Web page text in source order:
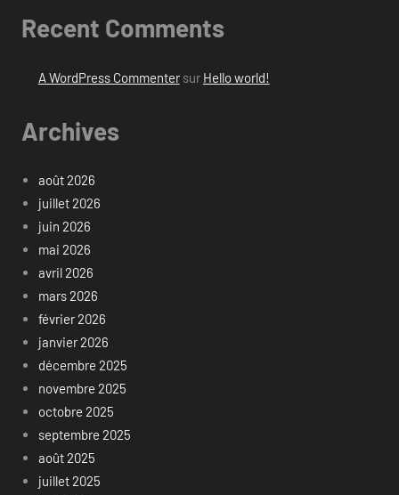
Recent Comments
A WordPress Commentersur Hello world!
Archives
août 2026
juillet 2026
juin 2026
mai 2026
avril 2026
mars 2026
février 2026
janvier 2026
décembre 2025
novembre 2025
octobre 2025
septembre 2025
août 2025
juillet 2025